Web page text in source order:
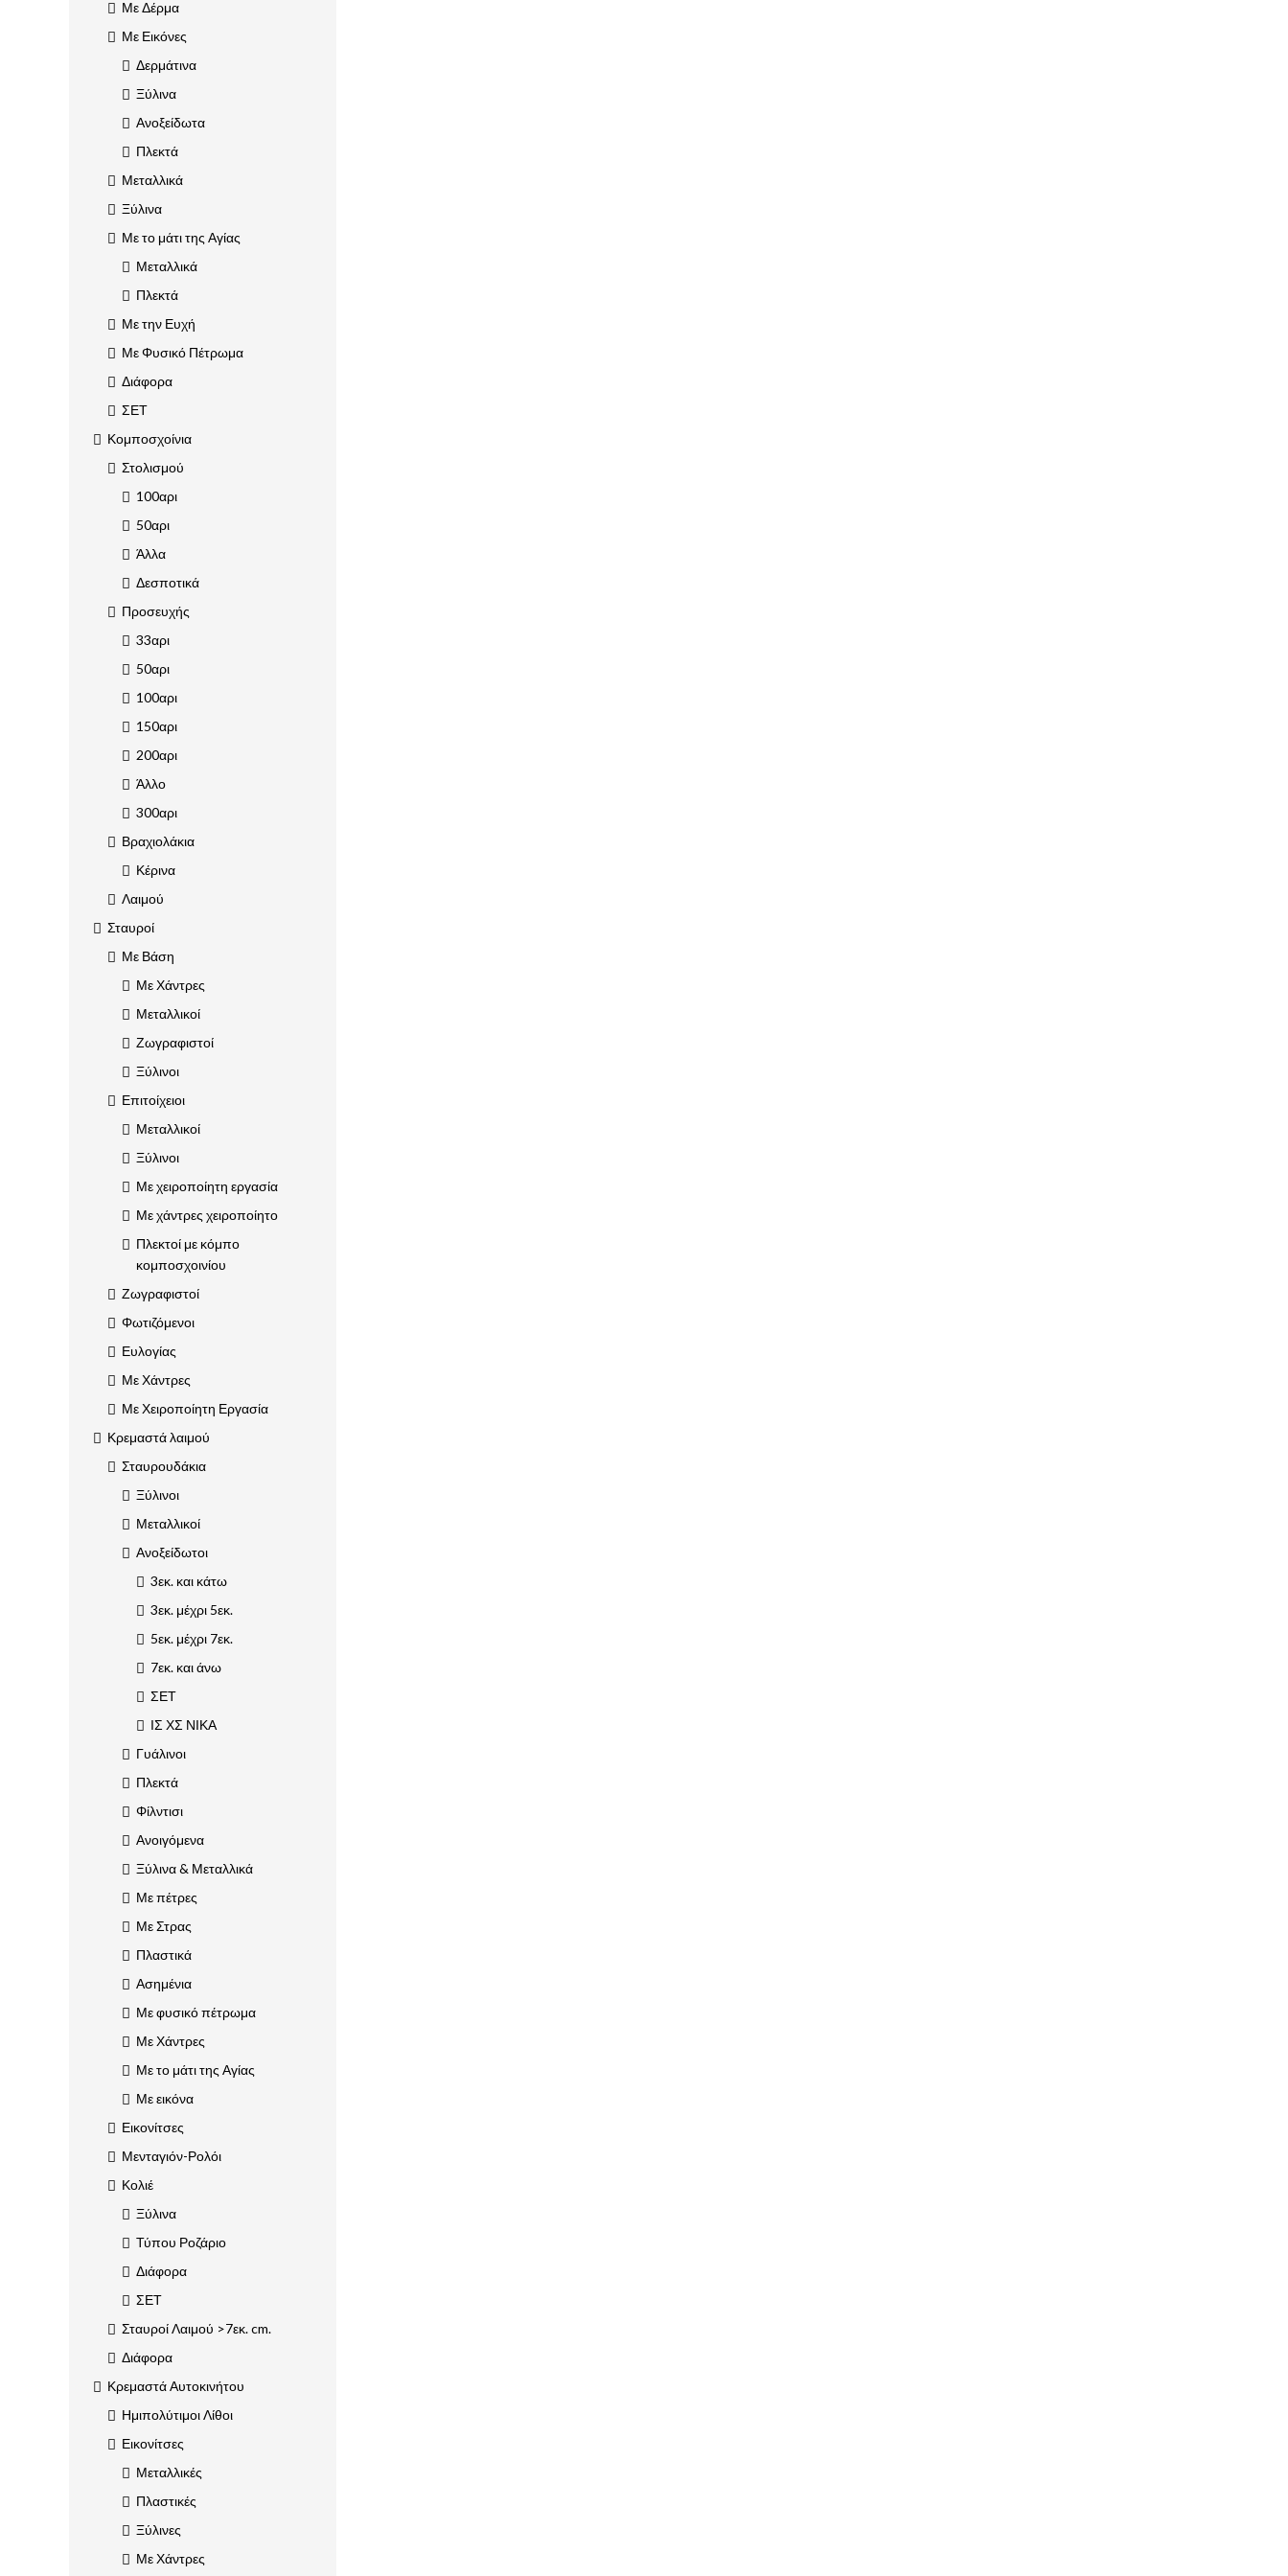
Με Δέρμα
Με Εικόνες
Δερμάτινα
Ξύλινα
Ανοξείδωτα
Πλεκτά
Μεταλλικά
Ξύλινα
Με το μάτι της Αγίας
Μεταλλικά
Πλεκτά
Με την Ευχή
Με Φυσικό Πέτρωμα
Διάφορα
ΣΕΤ
Κομποσχοίνια
Στολισμού
100αρι
50αρι
Άλλα
Δεσποτικά
Προσευχής
33αρι
50αρι
100αρι
150αρι
200αρι
Άλλο
300αρι
Βραχιολάκια
Κέρινα
Λαιμού
Σταυροί
Με Βάση
Με Χάντρες
Μεταλλικοί
Ζωγραφιστοί
Ξύλινοι
Επιτοίχειοι
Μεταλλικοί
Ξύλινοι
Με χειροποίητη εργασία
Με χάντρες χειροποίητο
Πλεκτοί με κόμπο
κομποσχοινίου
Ζωγραφιστοί
Φωτιζόμενοι
Ευλογίας
Με Χάντρες
Με Χειροποίητη Εργασία
Κρεμαστά λαιμού
Σταυρουδάκια
Ξύλινοι
Μεταλλικοί
Ανοξείδωτοι
3εκ. και κάτω
3εκ. μέχρι 5εκ.
5εκ. μέχρι 7εκ.
7εκ. και άνω
ΣΕΤ
ΙΣ ΧΣ ΝΙΚΑ
Γυάλινοι
Πλεκτά
Φίλντισι
Ανοιγόμενα
Ξύλινα & Μεταλλικά
Με πέτρες
Με Στρας
Πλαστικά
Ασημένια
Με φυσικό πέτρωμα
Με Χάντρες
Με το μάτι της Αγίας
Με εικόνα
Εικονίτσες
Μενταγιόν-Ρολόι
Κολιέ
Ξύλινα
Τύπου Ροζάριο
Διάφορα
ΣΕΤ
Σταυροί Λαιμού >7εκ. cm.
Διάφορα
Κρεμαστά Αυτοκινήτου
Ημιπολύτιμοι Λίθοι
Εικονίτσες
Μεταλλικές
Πλαστικές
Ξύλινες
Με Χάντρες